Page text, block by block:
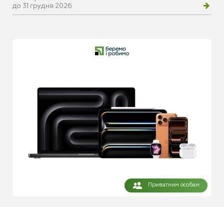
до 31 грудня 2026
Приватним особам